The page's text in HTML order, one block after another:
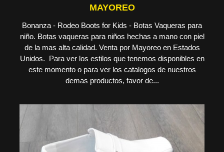
MAYOREO
Bonanza - Rodeo Boots for Kids - Botas Vaqueras para
niño. Botas vaqueras para niños hechas a mano con piel
de la mas alta calidad. Venta por Mayoreo en Estados
Unidos. Para ver los estilos que tenemos disponibles en
este momento o para ver los catalogos de nuestros
demas productos, favor de...